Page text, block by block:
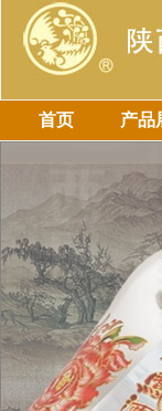
首页 产品